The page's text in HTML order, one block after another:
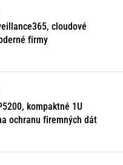
cloudové
firmy
kompaktné 1U
ochranu firemných dát